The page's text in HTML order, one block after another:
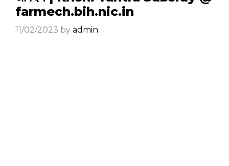
farmech.bih.nic.in
11/02/2023 by admin